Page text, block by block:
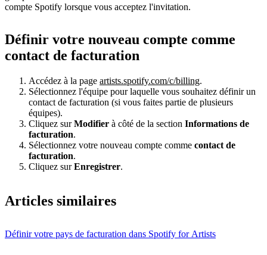
compte Spotify lorsque vous acceptez l'invitation.
Définir votre nouveau compte comme
contact de facturation
Accédez à la page artists.spotify.com/c/billing.
Sélectionnez l'équipe pour laquelle vous souhaitez définir un
contact de facturation (si vous faites partie de plusieurs
équipes).
Cliquez surModifier à côté de la section Informations de
facturation.
Sélectionnez votre nouveau compte comme contact de
facturation.
Cliquez surEnregistrer.
Articles similaires
Définir votre pays de facturation dans Spotify for Artists